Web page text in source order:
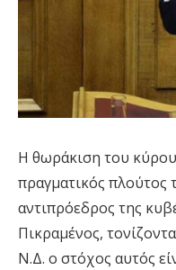
Η θωράκιση του
πραγματικός πλούτος
αντιπρόεδρος της
Πικραμένος,
Ν.Δ. ο στόχος αυτός